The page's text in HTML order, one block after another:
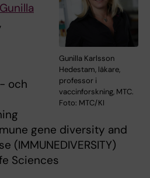
Gunilla Karlsson
Hedestam, läkare,
professor i
vaccinforskning, MTC.
Foto: MTC/KI
Gunilla
,
och
gene diversity and
(IMMUNEDIVERSITY)
Sciences